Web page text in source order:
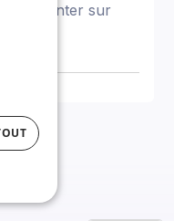
s'implanter sur